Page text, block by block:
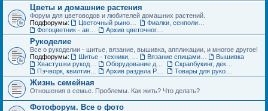
Цветы и домашние растения
Форум для цветоводов и любителей домашних растений.
Подфорумы:
Рукоделие
Все о рукоделии - шитье, вязание, вышивка, аппликации, и многое другое!
Подфорумы:
Вышивка
Жизнь семейная
Отношения в семье. Проблемы. Как жить? Что делать?
Фотофорум. Все о фото